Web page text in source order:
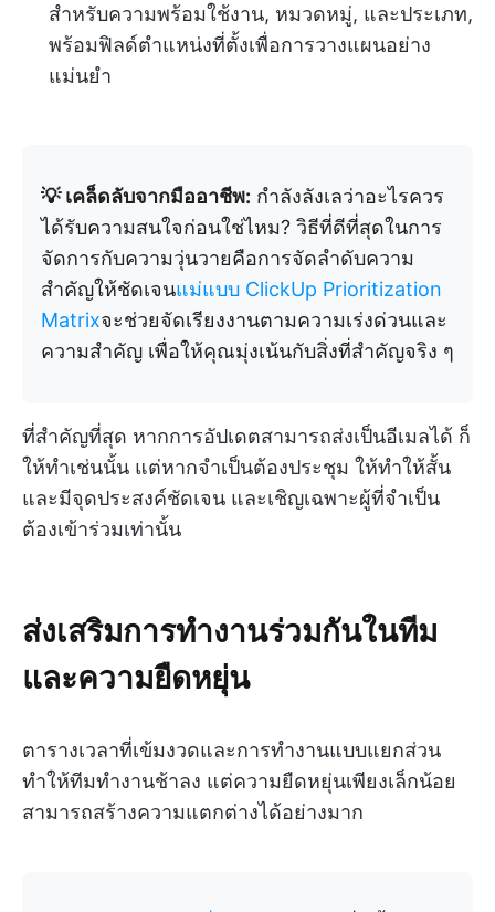
สำหรับความพร้อมใช้งาน, หมวดหมู่, และประเภท,
พร้อมฟิลด์ตำแหน่งที่ตั้งเพื่อการวางแผนอย่าง
แม่นยำ
💡 เคล็ดลับจากมืออาชีพ: กำลังลังเลว่าอะไรควร
ได้รับความสนใจก่อนใช่ไหม? วิธีที่ดีที่สุดในการ
จัดการกับความวุ่นวายคือการจัดลำดับความ
สำคัญให้ชัดเจนแม่แบบ ClickUp Prioritization
Matrixจะช่วยจัดเรียงงานตามความเร่งด่วนและ
ความสำคัญ เพื่อให้คุณมุ่งเน้นกับสิ่งที่สำคัญจริง ๆ
ที่สำคัญที่สุด หากการอัปเดตสามารถส่งเป็นอีเมลได้ ก็
ให้ทำเช่นนั้น แต่หากจำเป็นต้องประชุม ให้ทำให้สั้น
และมีจุดประสงค์ชัดเจน และเชิญเฉพาะผู้ที่จำเป็น
ต้องเข้าร่วมเท่านั้น
ส่งเสริมการทำงานร่วมกันในทีม
และความยืดหยุ่น
ตารางเวลาที่เข้มงวดและการทำงานแบบแยกส่วน
ทำให้ทีมทำงานช้าลง แต่ความยืดหยุ่นเพียงเล็กน้อย
สามารถสร้างความแตกต่างได้อย่างมาก